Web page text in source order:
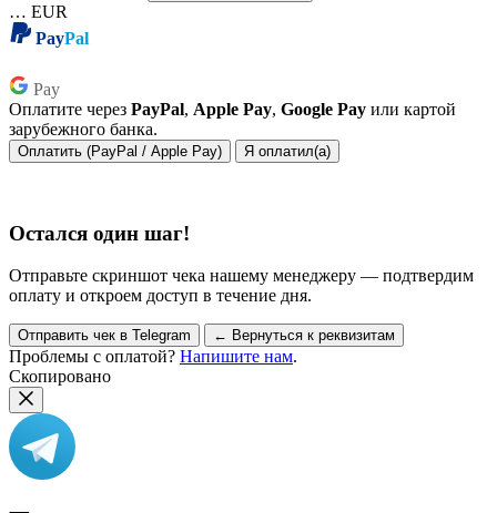
… EUR
PayPal
Pay
Оплатите через PayPal, Apple Pay, Google Pay или картой
зарубежного банка.
Оплатить (PayPal / Apple Pay) Я оплатил(а)
Остался один шаг!
Отправьте скриншот чека нашему менеджеру — подтвердим
оплату и откроем доступ в течение дня.
Отправить чек в Telegram ← Вернуться к реквизитам
Проблемы с оплатой? Напишите нам.
Скопировано